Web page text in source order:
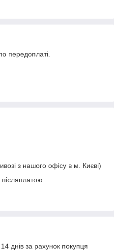
передоплаті.
з нашого офісу в м. Києві)
днів за рахунок покупця